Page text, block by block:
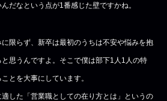
だなという点が1番感じた壁ですかね。
に限らず、新卒は最初のうちは不安や悩みを抱
と思うんですよ。そこで僕は部下1人1人の特
とを大事にしています。
適した「営業職としての在り方とは」というの